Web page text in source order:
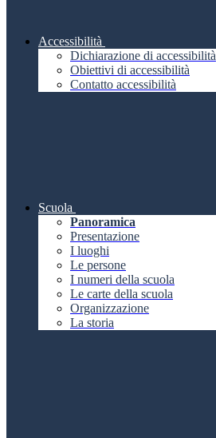
Accessibilità
Dichiarazione di accessibilità
Obiettivi di accessibilità
Contatto accessibilità
Scuola
Panoramica
Presentazione
I luoghi
Le persone
I numeri della scuola
Le carte della scuola
Organizzazione
La storia